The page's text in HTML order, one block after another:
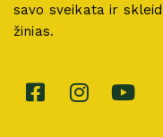
savo sveikata ir
žinias.